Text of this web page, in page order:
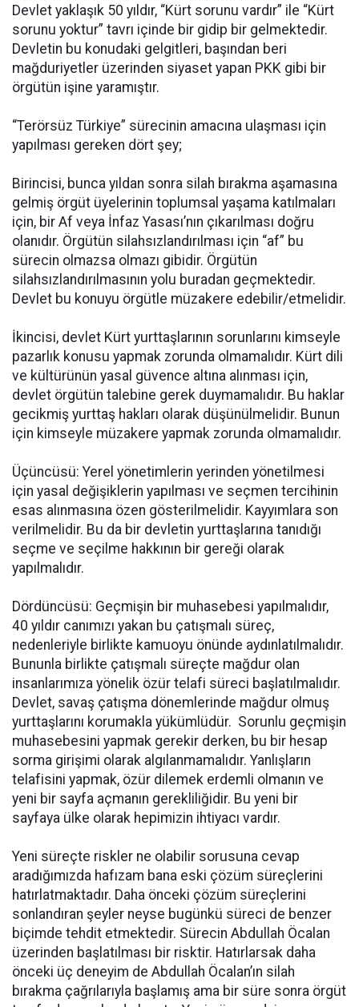
Devlet yaklaşık 50 yıldır, “Kürt sorunu vardır” ile “Kürt
sorunu yoktur” tavrı içinde bir gidip bir gelmektedir.
Devletin bu konudaki gelgitleri, başından beri
mağduriyetler üzerinden siyaset yapan PKK gibi bir
örgütün işine yaramıştır.
“Terörsüz Türkiye” sürecinin amacına ulaşması için
yapılması gereken dört şey;
Birincisi, bunca yıldan sonra silah bırakma aşamasına
gelmiş örgüt üyelerinin toplumsal yaşama katılmaları
için, bir Af veya İnfaz Yasası’nın çıkarılması doğru
olanıdır. Örgütün silahsızlandırılması için “af” bu
sürecin olmazsa olmazı gibidir. Örgütün
silahsızlandırılmasının yolu buradan geçmektedir.
Devlet bu konuyu örgütle müzakere edebilir/etmelidir.
İkincisi, devlet Kürt yurttaşlarının sorunlarını kimseyle
pazarlık konusu yapmak zorunda olmamalıdır. Kürt dili
ve kültürünün yasal güvence altına alınması için,
devlet örgütün talebine gerek duymamalıdır. Bu haklar
gecikmiş yurttaş hakları olarak düşünülmelidir. Bunun
için kimseyle müzakere yapmak zorunda olmamalıdır.
Üçüncüsü: Yerel yönetimlerin yerinden yönetilmesi
için yasal değişiklerin yapılması ve seçmen tercihinin
esas alınmasına özen gösterilmelidir. Kayyımlara son
verilmelidir. Bu da bir devletin yurttaşlarına tanıdığı
seçme ve seçilme hakkının bir gereği olarak
yapılmalıdır.
Dördüncüsü: Geçmişin bir muhasebesi yapılmalıdır,
40 yıldır canımızı yakan bu çatışmalı süreç,
nedenleriyle birlikte kamuoyu önünde aydınlatılmalıdır.
Bununla birlikte çatışmalı süreçte mağdur olan
insanlarımıza yönelik özür telafi süreci başlatılmalıdır.
Devlet, savaş çatışma dönemlerinde mağdur olmuş
yurttaşlarını korumakla yükümlüdür. Sorunlu geçmişin
muhasebesini yapmak gerekir derken, bu bir hesap
sorma girişimi olarak algılanmamalıdır. Yanlışların
telafisini yapmak, özür dilemek erdemli olmanın ve
yeni bir sayfa açmanın gerekliliğidir. Bu yeni bir
sayfaya ülke olarak hepimizin ihtiyacı vardır.
Yeni süreçte riskler ne olabilir sorusuna cevap
aradığımızda hafızam bana eski çözüm süreçlerini
hatırlatmaktadır. Daha önceki çözüm süreçlerini
sonlandıran şeyler neyse bugünkü süreci de benzer
biçimde tehdit etmektedir. Sürecin Abdullah Öcalan
üzerinden başlatılması bir risktir. Hatırlarsak daha
önceki üç deneyim de Abdullah Öcalan’ın silah
bırakma çağrılarıyla başlamış ama bir süre sonra örgüt